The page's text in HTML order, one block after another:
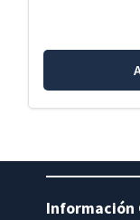
Información